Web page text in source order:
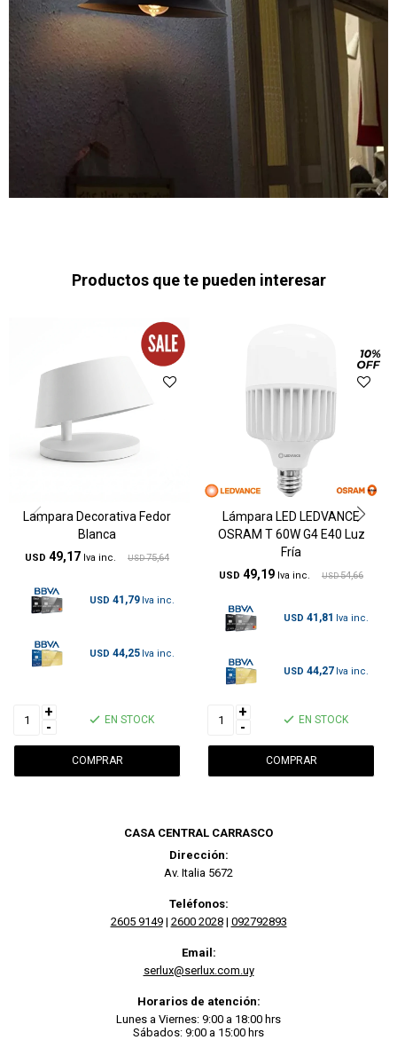
Productos que te pueden interesar
Lampara Decorativa Fedor
Blanca
USD 49,17 USD 75,64
USD 41,79
USD 44,25
+
-
EN STOCK
Lámpara LED LEDVANCE
OSRAM T 60W G4 E40 Luz
Fría
USD 49,19 USD 54,66
USD 41,81
USD 44,27
+
-
EN STOCK
CASA CENTRAL CARRASCO
Dirección:
Av. Italia 5672
Teléfonos:
2605 9149| 2600 2028| 092792893
Email:
serlux@serlux.com.uy
Horarios de atención:
Lunes a Viernes: 9:00 a 18:00 hrs
Sábados: 9:00 a 15:00 hrs